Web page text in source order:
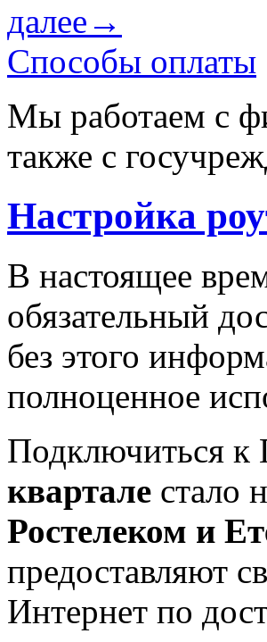
далее→
Способы оплаты
Мы работаем с
также с
Настройка
В настоящее
обязательный
без этого
полноценное
Подключиться к
квартале стало
Ростелеком и
предоставляют
Интернет по